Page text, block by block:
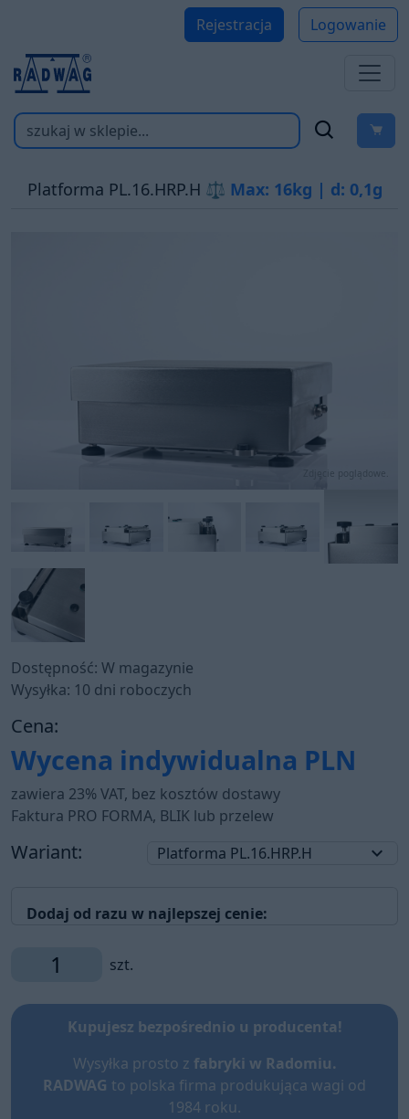
Rejestracja Logowanie
Platforma PL.16.HRP.H ⚖ Max: 16kg | d: 0,1g
Zdjęcie poglądowe.
Dostępność: W magazynie
Wysyłka: 10 dni roboczych
Cena:
Wycena indywidualna PLN
zawiera 23% VAT, bez kosztów dostawy
Faktura PRO FORMA, BLIK lub przelew
Wariant: Platforma PL.16.HRP.H keyboard_arrow_down
Dodaj od razu w najlepszej cenie:
szt.
Kupujesz bezpośrednio u producenta!
Wysyłka prosto z fabryki w Radomiu.
RADWAG to polska firma produkująca wagi od
1984 roku.